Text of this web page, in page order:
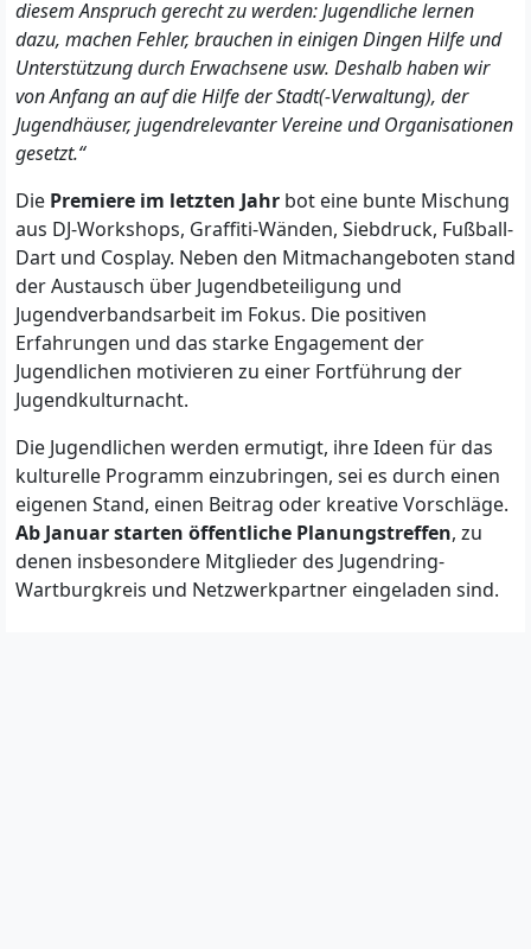
diesem Anspruch gerecht zu werden: Jugendliche lernen
dazu, machen Fehler, brauchen in einigen Dingen Hilfe und
Unterstützung durch Erwachsene usw. Deshalb haben wir
von Anfang an auf die Hilfe der Stadt(-Verwaltung), der
Jugendhäuser, jugendrelevanter Vereine und Organisationen
gesetzt.“
Die Premiere im letzten Jahr bot eine bunte Mischung
aus DJ-Workshops, Graffiti-Wänden, Siebdruck, Fußball-
Dart und Cosplay. Neben den Mitmachangeboten stand
der Austausch über Jugendbeteiligung und
Jugendverbandsarbeit im Fokus. Die positiven
Erfahrungen und das starke Engagement der
Jugendlichen motivieren zu einer Fortführung der
Jugendkulturnacht.
Die Jugendlichen werden ermutigt, ihre Ideen für das
kulturelle Programm einzubringen, sei es durch einen
eigenen Stand, einen Beitrag oder kreative Vorschläge.
Ab Januar starten öffentliche Planungstreffen, zu
denen insbesondere Mitglieder des Jugendring-
Wartburgkreis und Netzwerkpartner eingeladen sind.